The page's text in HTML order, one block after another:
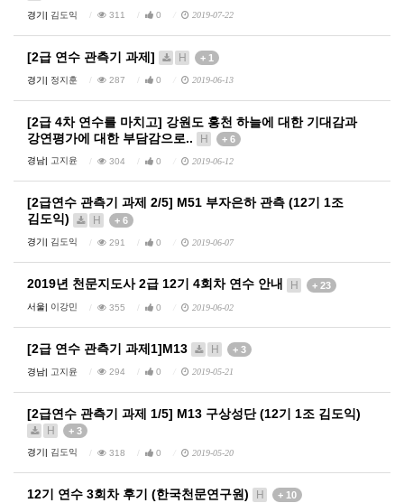
경기| 김도익 311 0 2019-07-22
[2급 연수 관측기 과제] H + 1
경기| 정지훈 287 0 2019-06-13
[2급 4차 연수를 마치고] 강원도 홍천 하늘에 대한 기대감과
강연평가에 대한 부담감으로..
H + 6
경남| 고지윤 304 0 2019-06-12
[2급연수 관측기 과제 2/5] M51 부자은하 관측 (12기 1조
김도익)
H + 6
경기| 김도익 291 0 2019-06-07
2019년 천문지도사 2급 12기 4회차 연수 안내 H + 23
서울| 이강민 355 0 2019-06-02
[2급 연수 관측기 과제1]M13 H + 3
경남| 고지윤 294 0 2019-05-21
[2급연수 관측기 과제 1/5] M13 구상성단 (12기 1조 김도익)
H + 3
경기| 김도익 318 0 2019-05-20
12기 연수 3회차 후기 (한국천문연구원) H + 10